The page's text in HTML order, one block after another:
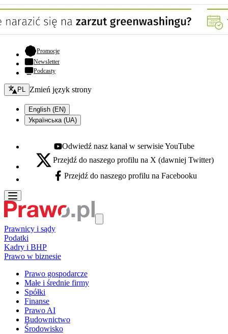
Promocje- otwiera się w nowej karcie
Newsletter
Podcasty
Zmień język - bieżący:
PL Zmień język strony
English (EN)
Українська (UA)
Youtube - otwiera się w nowej karcie
Odwiedź nasz kanał w serwisie YouTube
X - otwiera się w nowej karcie
Przejdź do naszego profilu na X (dawniej Twitter)
Facebook - otwiera się w nowej karcie
Przejdź do naszego profilu na Facebooku
Prawnicy i sądy
Podatki
Kadry i BHP
Prawo w biznesie
Prawo gospodarcze
Małe i średnie firmy
Spółki
Finanse
Prawo AI
Budownictwo
Środowisko